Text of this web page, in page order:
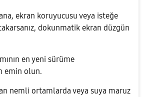
ekran koruyucusu veya isteğe
dokunmatik ekran düzgün
en yeni sürüme
emin olun.
nemli ortamlarda veya suya maruz